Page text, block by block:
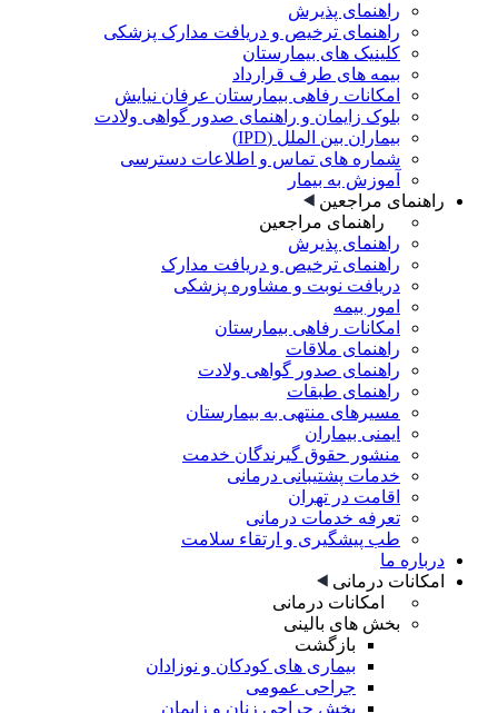
راهنمای پذيرش
راهنمای ترخيص و دريافت مدارک پزشکی
کلینیک های بیمارستان
بیمه های طرف قرارداد
امکانات رفاهی بیمارستان عرفان نیایش
بلوک زایمان و راهنمای صدور گواهی ولادت
بیماران بین الملل (IPD)
شماره های تماس و اطلاعات دسترسی
آموزش به بیمار
راهنمای مراجعین
راهنمای مراجعین
راهنمای پذیرش
راهنمای ترخیص و دریافت مدارک
دریافت نوبت و مشاوره پزشکی
امور بیمه
امکانات رفاهی بیمارستان
راهنمای ملاقات
راهنمای صدور گواهی ولادت
راهنمای طبقات
مسیرهای منتهی به بیمارستان
ایمنی بیماران
منشور حقوق گیرندگان خدمت
خدمات پشتیبانی درمانی
اقامت در تهران
تعرفه خدمات درمانی
طب پیشگیری و ارتقاء سلامت
درباره ما
امکانات درمانی
امکانات درمانی
بخش های بالینی
بازگشت
بیماری های کودکان و نوزادان
جراحی عمومی
بخش جراحی زنان و زایمان